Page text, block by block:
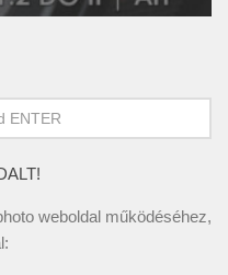
weboldal működéséhez,